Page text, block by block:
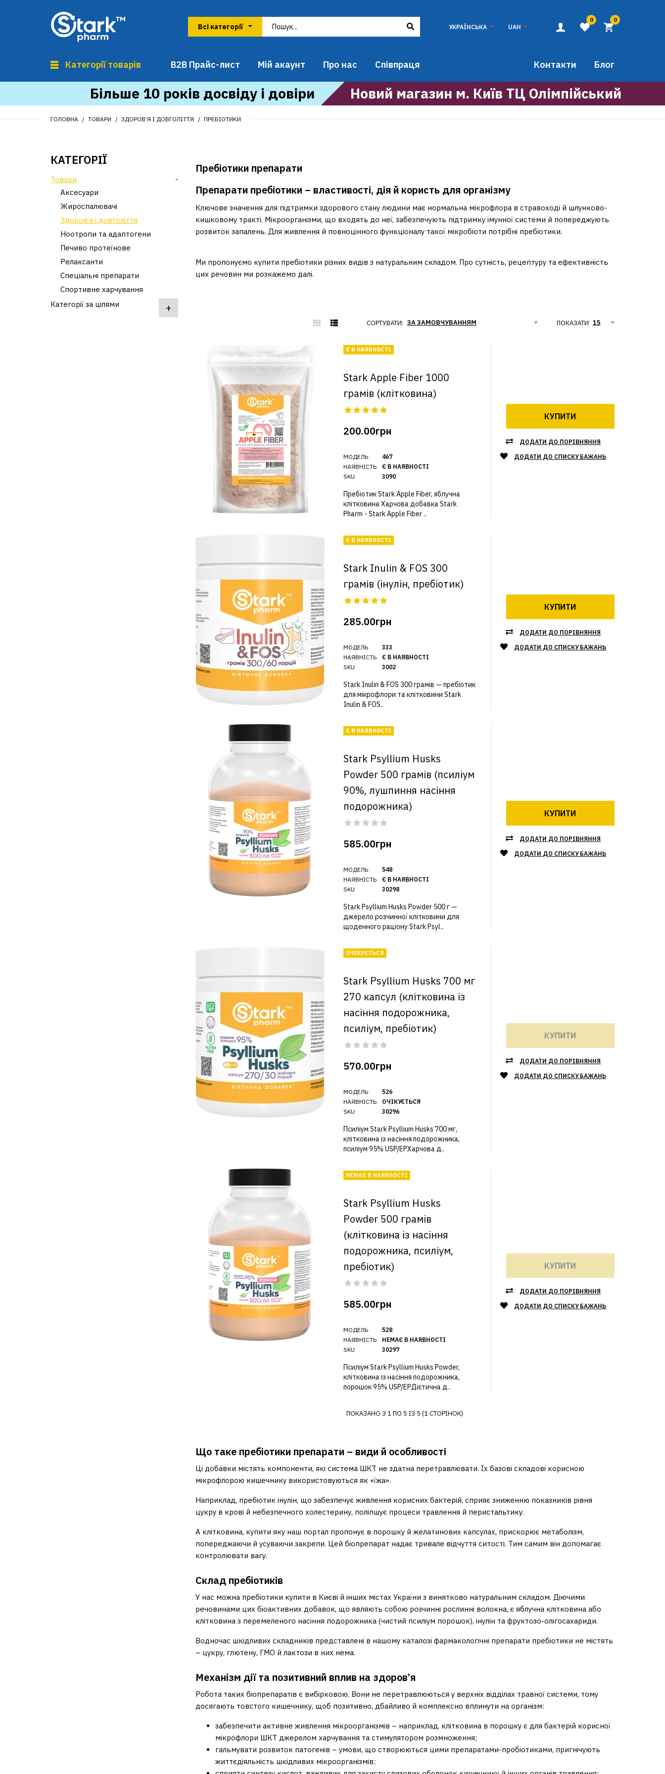
УКРАЇНСЬКА UAH
0 0
Категорії товарів B2B Прайс-лист Мій акаунт Про нас Співпраця Блог
Контакти
Більше 10 років досвіду і довіри Новий магазин м. Київ ТЦ Олімпійський
ГОЛОВНА ТОВАРИ ЗДОРОВ’Я І ДОВГОЛІТТЯ ПРЕБІОТИКИ
КАТЕГОРІЇ
Товари -
Аксесуари
Жироспалювачі
Здоров’я і довголіття
Ноотропи та адаптогени
Печиво протеїнове
Релаксанти
Спеціальні препарати
Спортивне харчування
Категорії за цілями
+
Пребіотики препарати
Препарати пребіотики – властивості, дія й користь для організму
Ключове значення для підтримки здорового стану людини має нормальна мікрофлора в стравоході й шлунково-
кишковому тракті. Мікроорганізми, що входять до неї, забезпечують підтримку імунної системи й попереджують
розвиток запалень. Для живлення й повноцінного функціоналу такої мікробіоти потрібні пребіотики.
Ми пропонуємо купити пребіотики різних видів з натуральним складом. Про сутність, рецептуру та ефективність
цих речовин ми розкажемо далі.
СОРТУВАТИ: ПОКАЗАТИ
Є В НАЯВНОСТІ
Stark Apple Fiber 1000
грамів (клітковина)
200.00грн
МОДЕЛЬ
НАЯВНІСТЬ
SKU
467
Є В НАЯВНОСТІ
3090
Пребіотик Stark Apple Fiber, яблучна
клітковина Харчова добавка Stark
Pharm - Stark Apple Fiber ..
КУПИТИ
ДОДАТИ ДО ПОРІВНЯННЯ
ДОДАТИ ДО СПИСКУ БАЖАНЬ
Є В НАЯВНОСТІ
Stark Inulin & FOS 300
грамів (інулін, пребіотик)
285.00грн
МОДЕЛЬ
НАЯВНІСТЬ
SKU
333
Є В НАЯВНОСТІ
3002
Stark Inulin & FOS 300 грамів — пребіотик
для мікрофлори та клітковини Stark
Inulin & FOS..
КУПИТИ
ДОДАТИ ДО ПОРІВНЯННЯ
ДОДАТИ ДО СПИСКУ БАЖАНЬ
Є В НАЯВНОСТІ
Stark Psyllium Husks
Powder 500 грамів (псиліум
90%, лушпиння насіння
подорожника)
585.00грн
МОДЕЛЬ
НАЯВНІСТЬ
SKU
548
Є В НАЯВНОСТІ
30298
Stark Psyllium Husks Powder 500 г —
джерело розчинної клітковини для
щоденного раціону Stark Psyl..
КУПИТИ
ДОДАТИ ДО ПОРІВНЯННЯ
ДОДАТИ ДО СПИСКУ БАЖАНЬ
ОЧІКУЄТЬСЯ
Stark Psyllium Husks 700 мг
270 капсул (клітковина із
насіння подорожника,
псиліум, пребіотик)
570.00грн
МОДЕЛЬ
НАЯВНІСТЬ
SKU
526
ОЧІКУЄТЬСЯ
30296
Псиліум Stark Psyllium Husks 700 мг,
клітковина із насіння подорожника,
псиліум 95% USP/EPХарчова д..
КУПИТИ
ДОДАТИ ДО ПОРІВНЯННЯ
ДОДАТИ ДО СПИСКУ БАЖАНЬ
НЕМАЄ В НАЯВНОСТІ
Stark Psyllium Husks
Powder 500 грамів
(клітковина із насіння
подорожника, псиліум,
пребіотик)
585.00грн
МОДЕЛЬ
НАЯВНІСТЬ
SKU
528
НЕМАЄ В НАЯВНОСТІ
30297
Псиліум Stark Psyllium Husks Powder,
клітковина із насіння подорожника,
порошок 95% USP/EPДієтична д..
КУПИТИ
ДОДАТИ ДО ПОРІВНЯННЯ
ДОДАТИ ДО СПИСКУ БАЖАНЬ
ПОКАЗАНО З 1 ПО 5 ІЗ 5 (1 СТОРІНОК)
Що таке пребіотики препарати – види й особливості
Ці добавки містять компоненти, які система ШКТ не здатна перетравлювати. Їх базові складові корисною
мікрофлорою кишечнику використовуються як «їжа».
Наприклад, пребіотик інулін, що забезпечує живлення корисних бактерій, сприяє зниженню показників рівня
цукру в крові й небезпечного холестерину, поліпшує процеси травлення й перистальтику.
А клітковина, купити яку наш портал пропонує в порошку й желатинових капсулах, прискорює метаболізм,
попереджаючи й усуваючи закрепи. Цей біопрепарат надає тривале відчуття ситості. Тим самим він допомагає
контролювати вагу.
Склад пребіотиків
У нас можна пребіотики купити в Києві й інших містах України з винятково натуральним складом. Діючими
речовинами цих біоактивних добавок, що являють собою розчинні рослинні волокна, є яблучна клітковина або
клітковина з перемеленого насіння подорожника (чистий псиліум порошок), інулін та фруктозо-олігосахариди.
Водночас шкідливих складників представлені в нашому каталозі фармакологічні препарати пребіотики не містять
– цукру, глютену, ГМО й лактози в них нема.
Механізм дії та позитивний вплив на здоров’я
Робота таких біопрепаратів є вибірковою. Вони не перетравлюються у верхніх відділах травної системи, тому
досягають товстого кишечнику, щоб позитивно, дбайливо й комплексно вплинути на організм:
забезпечити активне живлення мікроорганізмів – наприклад, клітковина в порошку є для бактерій корисної
мікрофлори ШКТ джерелом харчування та стимулятором розмноження;
гальмувати розвиток патогенів – умови, що створюються цими препаратами-пробіотиками, пригнічують
життєдіяльність шкідливих мікроорганізмів;